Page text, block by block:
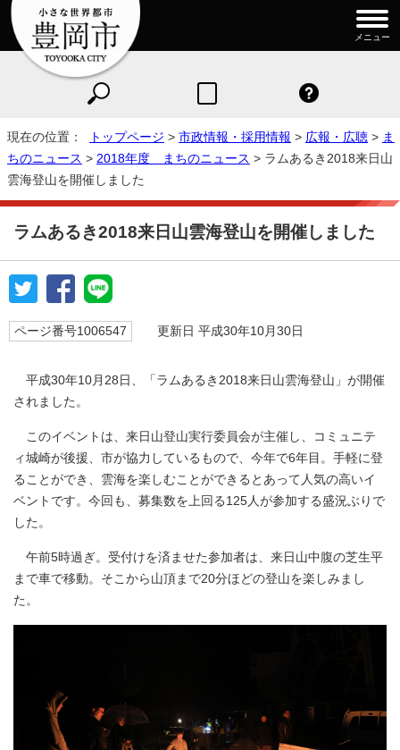
メニュー
現在の位置： トップページ > 市政情報・採用情報 > 広報・広聴 > ま
ちのニュース > 2018年度 まちのニュース > ラムあるき2018来日山
雲海登山を開催しました
ラムあるき2018来日山雲海登山を開催しました
ページ番号1006547 更新日 平成30年10月30日
平成30年10月28日、「ラムあるき2018来日山雲海登山」が開催
されました。
このイベントは、来日山登山実行委員会が主催し、コミュニテ
ィ城崎が後援、市が協力しているもので、今年で6年目。手軽に登
ることができ、雲海を楽しむことができるとあって人気の高いイ
ベントです。今回も、募集数を上回る125人が参加する盛況ぶりで
した。
午前5時過ぎ。受付けを済ませた参加者は、来日山中腹の芝生平
まで車で移動。そこから山頂まで20分ほどの登山を楽しみまし
た。